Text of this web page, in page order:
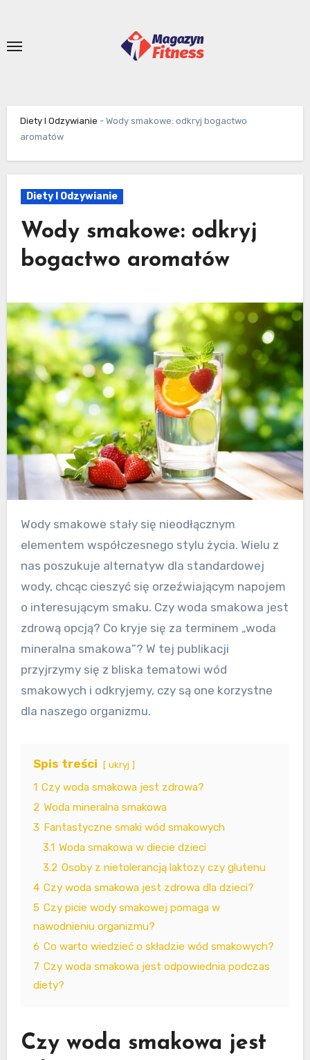
content
Diety I Odzywianie -Wody smakowe: odkryj bogactwo
aromatów
Diety I Odzywianie
Wody smakowe: odkryj
bogactwo aromatów
Wody smakowe stały się nieodłącznym
elementem współczesnego stylu życia. Wielu z
nas poszukuje alternatyw dla standardowej
wody, chcąc cieszyć się orzeźwiającym napojem
o interesującym smaku. Czy woda smakowa jest
zdrową opcją? Co kryje się za terminem „woda
mineralna smakowa”? W tej publikacji
przyjrzymy się z bliska tematowi wód
smakowych i odkryjemy, czy są one korzystne
dla naszego organizmu.
Spis treści ukryj
1 Czy woda smakowa jest zdrowa?
2 Woda mineralna smakowa
3 Fantastyczne smaki wód smakowych
3.1 Woda smakowa w diecie dzieci
3.2 Osoby z nietolerancją laktozy czy glutenu
4 Czy woda smakowa jest zdrowa dla dzieci?
5 Czy picie wody smakowej pomaga w
nawodnieniu organizmu?
6 Co warto wiedzieć o składzie wód smakowych?
7 Czy woda smakowa jest odpowiednia podczas
diety?
Czy woda smakowa jest